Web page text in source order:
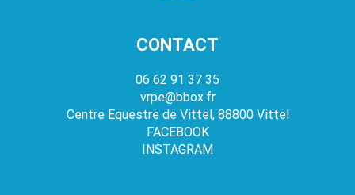
CONTACT
06 62 91 37 35
vrpe@bbox.fr
Centre Equestre de Vittel, 88800 Vittel
FACEBOOK
INSTAGRAM